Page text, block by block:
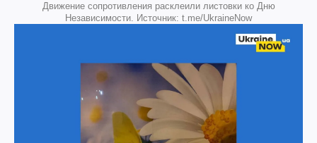
Движение сопротивления расклеили листовки ко Дню
Независимости. Источник: t.me/UkraineNow